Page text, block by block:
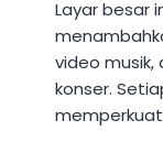
Layar besar
video
konser.